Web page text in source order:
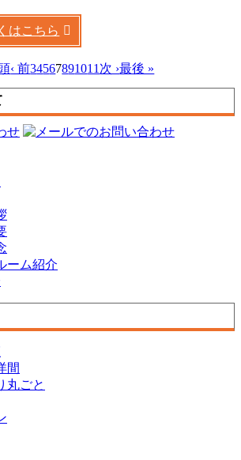
はこちら
‹ 前34567891011 次 ›最後 »
ーム紹介
間
丸ごと